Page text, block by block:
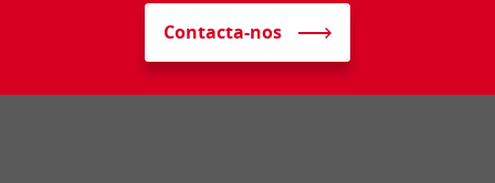
Contacta-nos